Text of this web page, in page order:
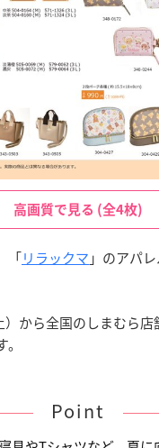
高画質で見る (全4枚)
「リラックマ 」のアパ
）から全国のしまむら店
Point